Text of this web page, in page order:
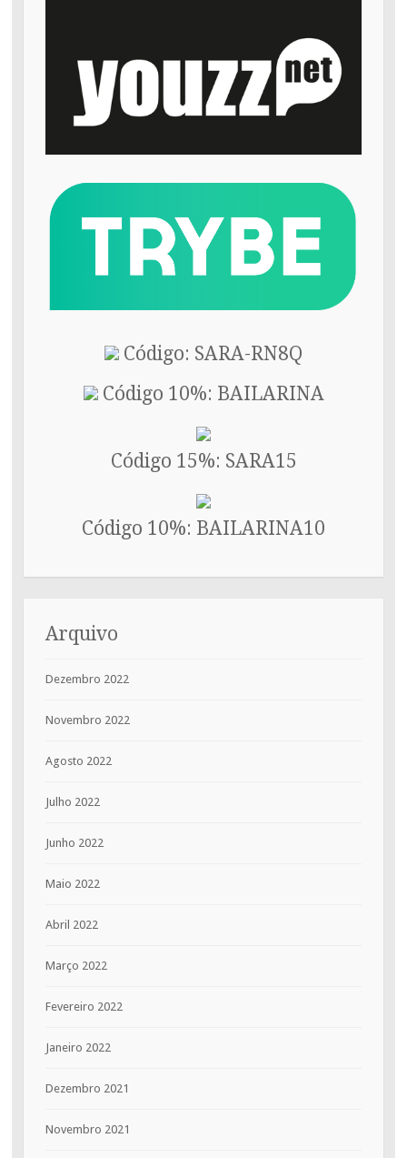
Código: SARA-RN8Q
Código 10%: BAILARINA
Código 15%: SARA15
Código 10%: BAILARINA10
Arquivo
Dezembro 2022
Novembro 2022
Agosto 2022
Julho 2022
Junho 2022
Maio 2022
Abril 2022
Março 2022
Fevereiro 2022
Janeiro 2022
Dezembro 2021
Novembro 2021